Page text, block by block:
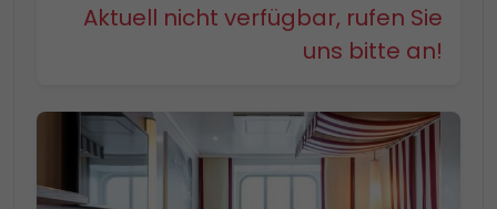
Aktuell nicht verfügbar, rufen Sie
uns bitte an!